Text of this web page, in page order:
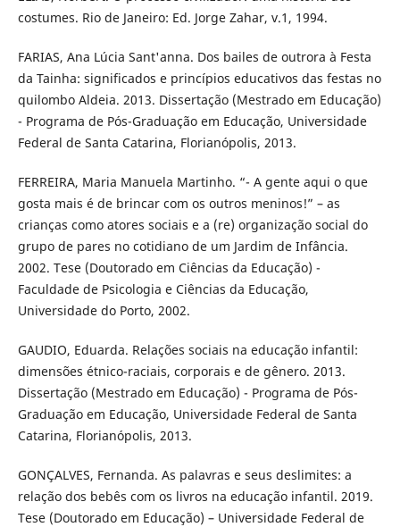
costumes. Rio de Janeiro: Ed. Jorge Zahar, v.1, 1994.
FARIAS, Ana Lúcia Sant'anna. Dos bailes de outrora à Festa
da Tainha: significados e princípios educativos das festas no
quilombo Aldeia. 2013. Dissertação (Mestrado em Educação)
- Programa de Pós-Graduação em Educação, Universidade
Federal de Santa Catarina, Florianópolis, 2013.
FERREIRA, Maria Manuela Martinho. “- A gente aqui o que
gosta mais é de brincar com os outros meninos!” – as
crianças como atores sociais e a (re) organização social do
grupo de pares no cotidiano de um Jardim de Infância.
2002. Tese (Doutorado em Ciências da Educação) -
Faculdade de Psicologia e Ciências da Educação,
Universidade do Porto, 2002.
GAUDIO, Eduarda. Relações sociais na educação infantil:
dimensões étnico-raciais, corporais e de gênero. 2013.
Dissertação (Mestrado em Educação) - Programa de Pós-
Graduação em Educação, Universidade Federal de Santa
Catarina, Florianópolis, 2013.
GONÇALVES, Fernanda. As palavras e seus deslimites: a
relação dos bebês com os livros na educação infantil. 2019.
Tese (Doutorado em Educação) – Universidade Federal de